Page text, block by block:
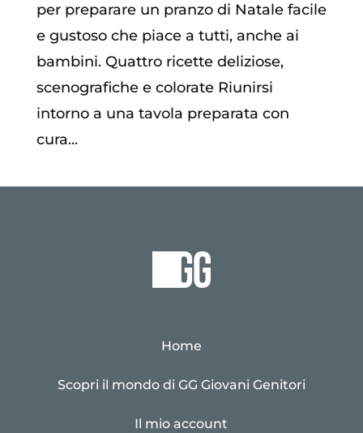
per preparare un pranzo di Natale facile
e gustoso che piace a tutti, anche ai
bambini. Quattro ricette deliziose,
scenografiche e colorate Riunirsi
intorno a una tavola preparata con
cura...
Home
Scopri il mondo di GG Giovani Genitori
Il mio account